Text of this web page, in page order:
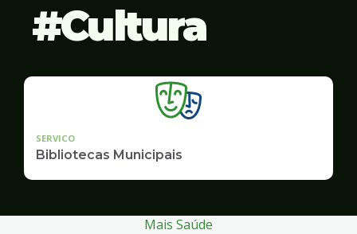
Cultura
SERVICO
Bibliotecas Municipais
Mais Saúde